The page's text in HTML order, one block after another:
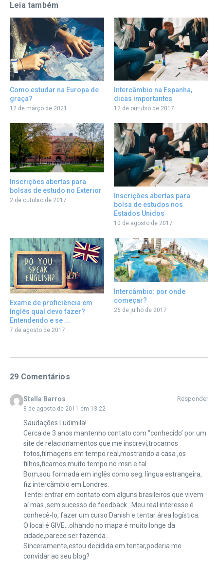
Leia também
Como estudar na Europa de
graça?
12 de março de 2021
Intercâmbio na Espanha,
dicas importantes
12 de outubro de 2017
Inscrições abertas para
bolsas de estudo no Exterior
2 de outubro de 2017
Inscrições abertas para
bolsa de estudos nos
Estados Unidos
10 de agosto de 2017
Exame de proficiência em
Inglês qual devo fazer?
Entendendo e se ...
7 de agosto de 2017
Intercâmbio: por onde
começar?
26 de julho de 2017
29 Comentários
Stella Barros
8 de agosto de 2011 em 13:22
Responder
Saudações Ludimila!
Cerca de 3 anos mantenho contato com “conhecido’ por um
site de relacionamentos que me inscrevi,trocamos
fotos,filmagens em tempo real,mostrando a casa ,os
filhos,ficamos muito tempo no msn e tal…
Bom,sou formada em inglês como seg. língua estrangeira,
fiz intercãmbio em Londres.
Tentei entrar em contato com alguns brasileiros que vivem
aí mas ,sem sucesso de feedback…Meu real interesse é
conhecê-lo, fazer um curso Danish e tentar área logística.
O local é GIVE…olhando no mapa é muito longe da
cidade,parece ser fazenda…
Sinceramente,estou decidida em tentar,poderia me
convidar ao seu blog?